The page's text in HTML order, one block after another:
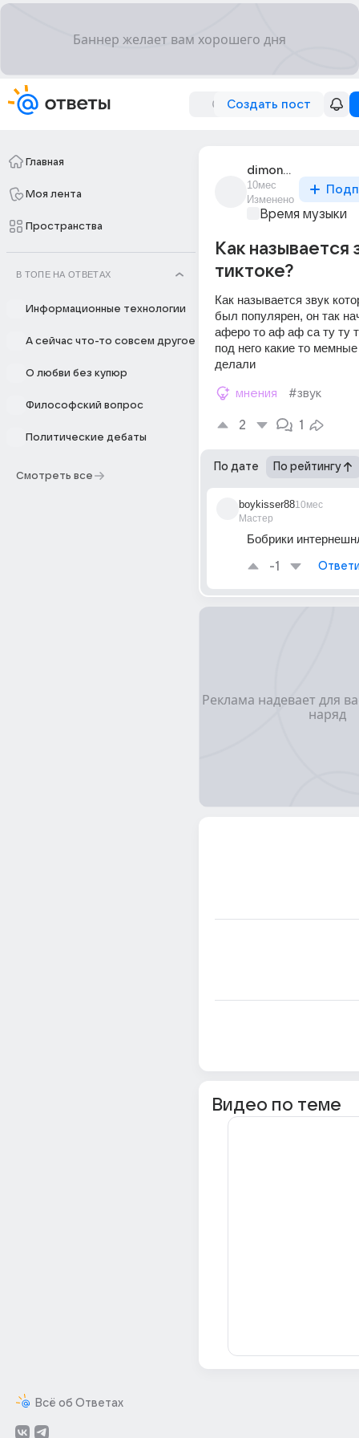
Создать пост
Главная
Моя лента
Пространства
В ТОПЕ НА ОТВЕТАХ
Информационные технологии
А сейчас что-то совсем другое
О любви без купюр
Философский вопрос
Политические дебаты
Смотреть все
Всё об Ответах
dimon_fadeev_19
10мес
Изменено
Время музыки
Как называется
тиктоке?
Как называется звук
был популярен, он так
аферо то аф аф са ту ту
под него какие то
делали
мнения #звук
2 1
По дате По рейтингу
boykisser88
Мастер
10мес
Бобрики
-1
Видео по теме